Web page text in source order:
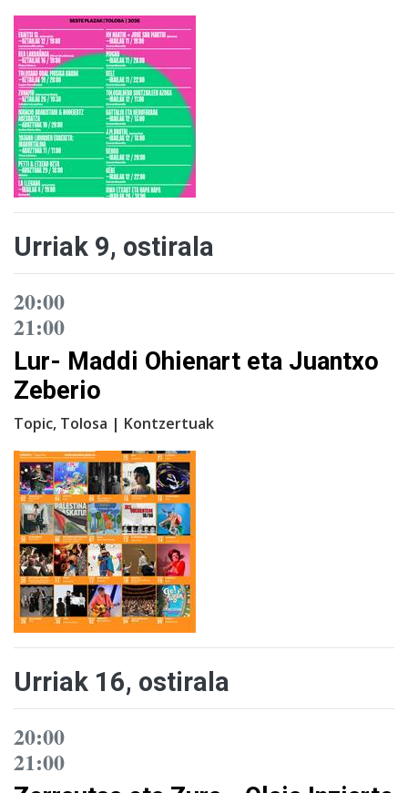
Urriak 9, ostirala
20:00
21:00
Lur- Maddi Ohienart eta Juantxo
Zeberio
Topic, Tolosa | Kontzertuak
Urriak 16, ostirala
20:00
21:00